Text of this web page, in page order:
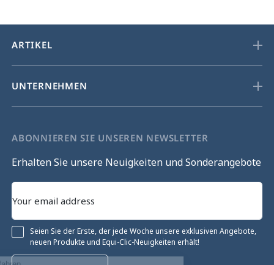
ARTIKEL
UNTERNEHMEN
ABONNIEREN SIE UNSEREN NEWSLETTER
Erhalten Sie unsere Neuigkeiten und Sonderangebote
Seien Sie der Erste, der jede Woche unsere exklusiven Angebote,
neuen Produkte und Equi-Clic-Neuigkeiten erhält!